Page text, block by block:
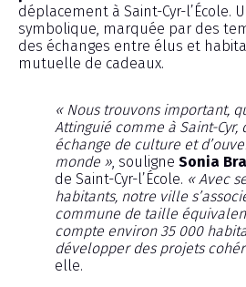
déplacement à Saint-Cyr-l’École.
symbolique, marquée par des
des échanges entre élus et
mutuelle de cadeaux.
« Nous trouvons important,
Attinguié comme à Saint-Cyr,
échange de culture et
monde » , souligne Sonia
de Saint-Cyr-l’École. « Avec
habitants, notre ville
commune de taille
compte environ 35 000
développer des projets
elle.